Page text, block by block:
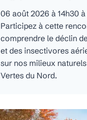
06 août 2026 à 14h30
Participez à cette
comprendre le déclin
et des insectivores
sur nos milieux
Vertes du Nord.